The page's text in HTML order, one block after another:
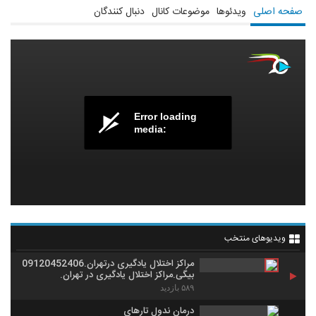
صفحه اصلی ویدئوها موضوعات کانال دنبال کنندگان
Error loading
media:
ویدیوهای منتخب
مراکز اختلال یادگیری درتهران.09120452406
بیگی.مراکز اختلال یادگیری در تهران.
۵۸۹ بازدید
درمان ندول تارهای